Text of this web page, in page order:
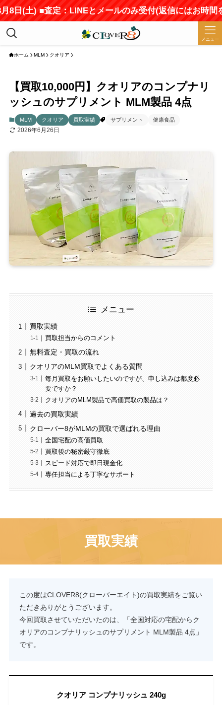
土) ■査定：LINEとメールのみ受付(返信にはお時間をい
メニュー
ホーム MLM クオリア
【買取10,000円】クオリアのコンプナリ
ッシュのサプリメント MLM製品 4点
MLM クオリア 買取実績 サプリメント 健康食品
2026年6月26日
メニュー
買取実績
買取担当からのコメント
無料査定・買取の流れ
クオリアのMLM買取でよくある質問
毎月買取をお願いしたいのですが、申し込みは都度必
要ですか？
クオリアのMLM製品で高価買取の製品は？
過去の買取実績
クローバー8がMLMの買取で選ばれる理由
全国宅配の高価買取
買取後の秘密厳守徹底
スピード対応で即日現金化
専任担当による丁寧なサポート
買取実績
この度はCLOVER8(クローバーエイト)の買取実績をご覧い
ただきありがとうございます。
今回買取させていただいたのは、「全国対応の宅配からク
オリアのコンプナリッシュのサプリメント MLM製品 4点」
です。
クオリア コンプナリッシュ 240g